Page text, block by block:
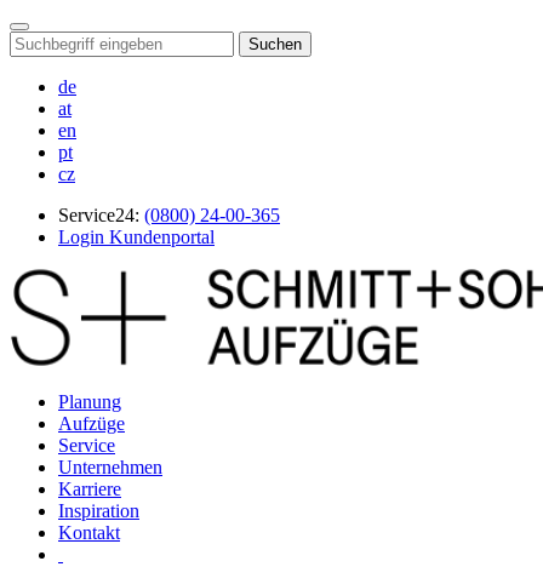
Suchen
de
at
en
pt
cz
Service24: (0800) 24-00-365
Login Kundenportal
Planung
Aufzüge
Service
Unternehmen
Karriere
Inspiration
Kontakt